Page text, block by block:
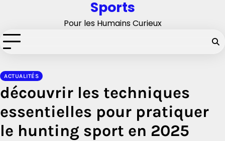
Sports
Pour les Humains Curieux
ACTUALITÉS
découvrir les techniques
essentielles pour pratiquer
le hunting sport en 2025